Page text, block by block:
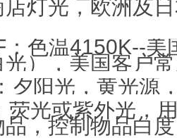
灯光，欧洲及
：色温4150K--美
光），美国客户
：夕阳光，黄光源
荧光或紫外光，
品，控制物品白